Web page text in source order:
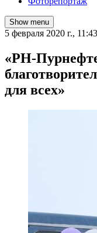
Show menu
5 февраля 2020 г., 11:43
«РН-
для всех»